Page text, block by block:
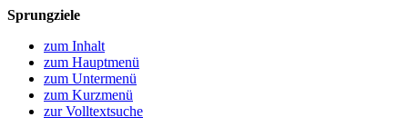
Sprungziele
zum Inhalt
zum Hauptmenü
zum Untermenü
zum Kurzmenü
zur Volltextsuche